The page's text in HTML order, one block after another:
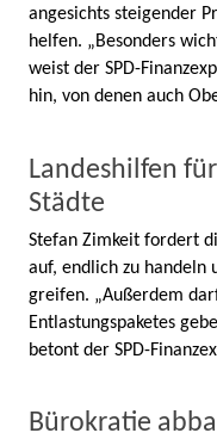
angesichts steigender
helfen. „Besonders
weist der SPD-
hin, von denen auch
Landeshilfen
Städte
Stefan Zimkeit fordert
auf, endlich zu handeln
greifen. „Außerdem
Entlastungspaketes
betont der SPD-
Bürokratie